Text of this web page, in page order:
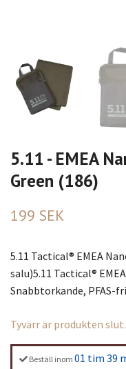
5.11 - EMEA
Green (186)
199 SEK
5.11 Tactical® EMEA
salu)5.11 Tactical®
Snabbtorkande, PFAS-
Tyvärr är produkten slut.
Beställ inom 01 tim 39